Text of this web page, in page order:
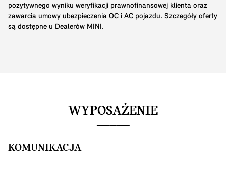
pozytywnego wyniku weryfikacji prawnofinansowej klienta oraz
zawarcia umowy ubezpieczenia OC i AC pojazdu. Szczegóły oferty
są dostępne u Dealerów MINI.
WYPOSAŻENIE
KOMUNIKACJA